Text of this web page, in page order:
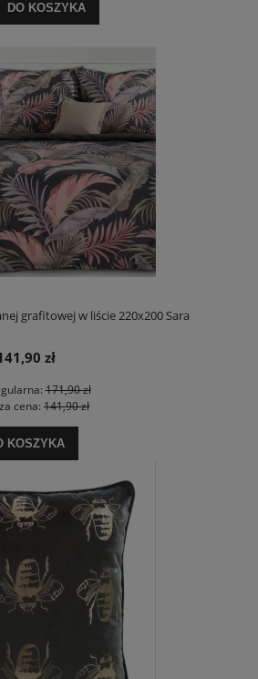
DO KOSZYKA
grafitowej w liście 220x200 Sara
zł
171,90 zł
cena: 141,90 zł
KOSZYKA